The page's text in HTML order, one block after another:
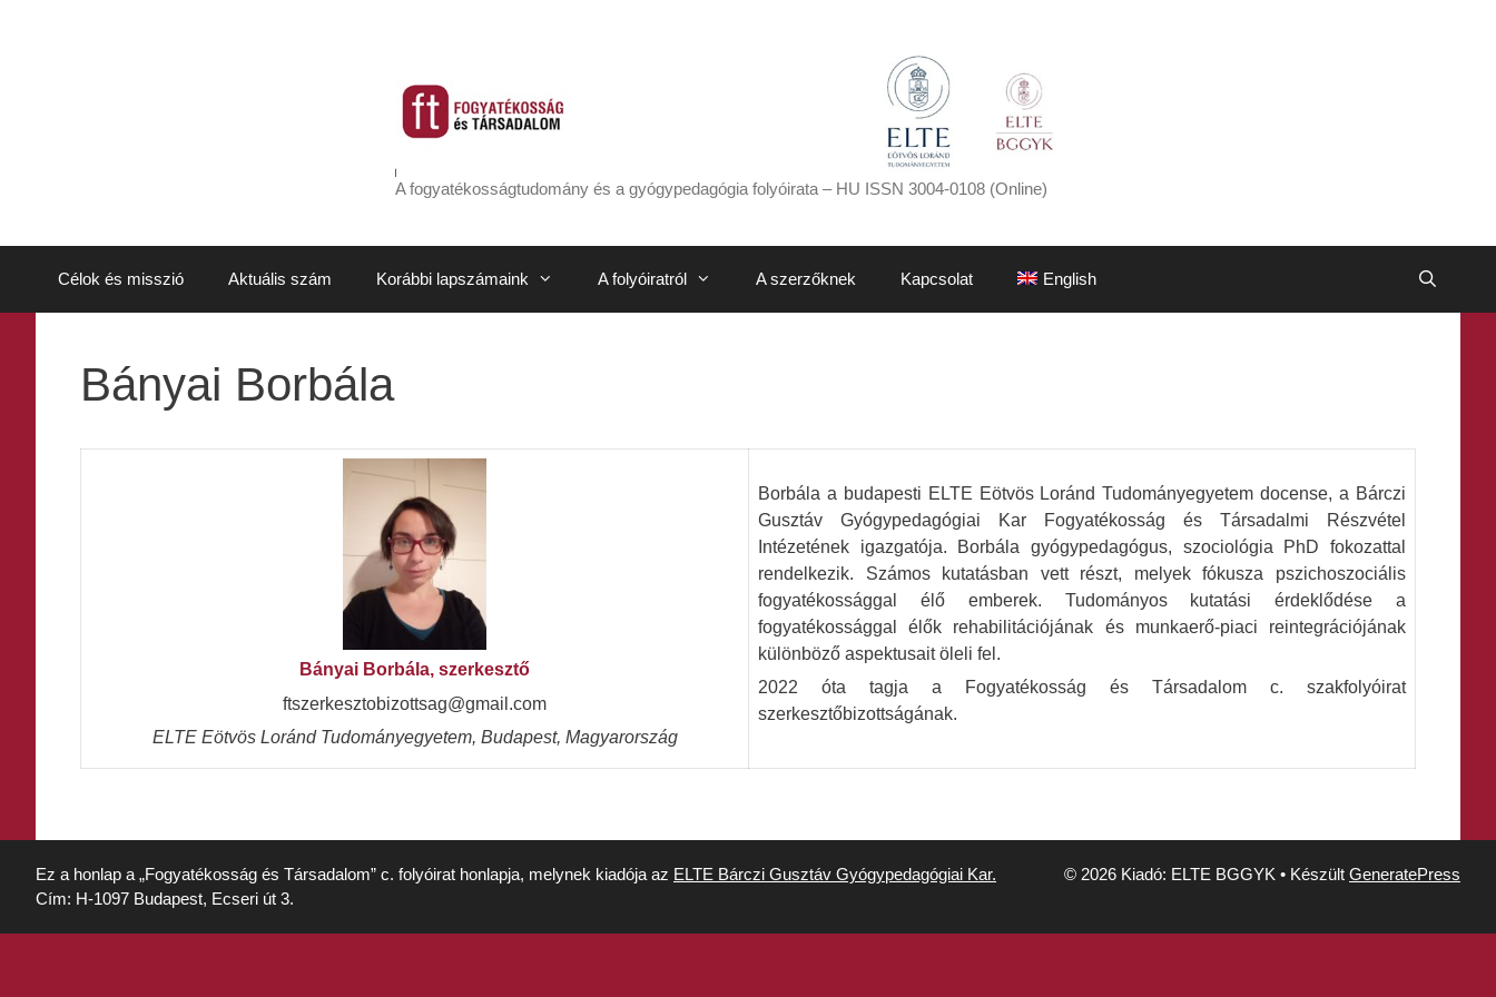
A fogyatékosságtudomány és a gyógypedagógia folyóirata – HU ISSN 3004-0108 (Online)
Célok és misszió Aktuális szám Korábbi lapszámaink A folyóiratról A szerzőknek Kapcsolat English
Bányai Borbála
Bányai Borbála, szerkesztő
ftszerkesztobizottsag@gmail.com
ELTE Eötvös Loránd Tudományegyetem, Budapest, Magyarország
Borbála a budapesti ELTE Eötvös Loránd Tudományegyetem docense, a Bárczi
Gusztáv Gyógypedagógiai Kar Fogyatékosság és Társadalmi Részvétel
Intézetének igazgatója. Borbála gyógypedagógus, szociológia PhD fokozattal
rendelkezik. Számos kutatásban vett részt, melyek fókusza pszichoszociális
fogyatékossággal élő emberek. Tudományos kutatási érdeklődése a
fogyatékossággal élők rehabilitációjának és munkaerő-piaci reintegrációjának
különböző aspektusait öleli fel.
2022 óta tagja a Fogyatékosság és Társadalom c. szakfolyóirat
szerkesztőbizottságának.
Ez a honlap a „Fogyatékosság és Társadalom” c. folyóirat honlapja, melynek kiadója az ELTE Bárczi Gusztáv Gyógypedagógiai Kar.
Cím: H-1097 Budapest, Ecseri út 3.
© 2026 Kiadó: ELTE BGGYK • Készült GeneratePress